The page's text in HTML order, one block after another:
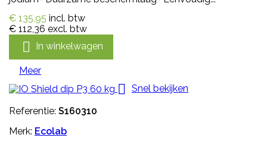
€ 135,95 incl. btw
€ 112,36 excl. btw
 In winkelwagen
Meer
 Snel bekijken
Referentie: S160310
Merk: Ecolab